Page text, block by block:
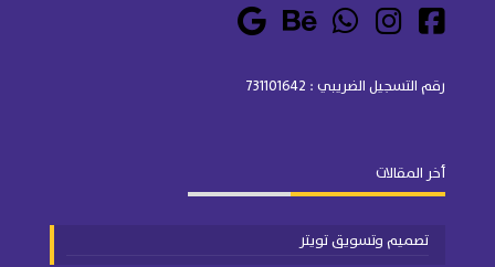
رقم التسجيل الضريبي : 731101642
أخر المقالات
تصميم وتسويق تويتر